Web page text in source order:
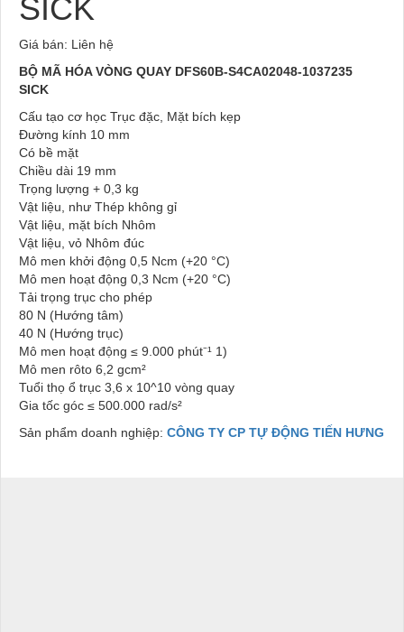
SICK
Giá bán: Liên hệ
BỘ MÃ HÓA VÒNG QUAY DFS60B-S4CA02048-1037235
SICK
Cấu tạo cơ học Trục đặc, Mặt bích kẹp
Đường kính 10 mm
Có bề mặt
Chiều dài 19 mm
Trọng lượng + 0,3 kg
Vật liệu, như Thép không gỉ
Vật liệu, mặt bích Nhôm
Vật liệu, vỏ Nhôm đúc
Mô men khởi động 0,5 Ncm (+20 °C)
Mô men hoạt động 0,3 Ncm (+20 °C)
Tải trọng trục cho phép
80 N (Hướng tâm)
40 N (Hướng trục)
Mô men hoạt động ≤ 9.000 phút⁻¹ 1)
Mô men rôto 6,2 gcm²
Tuổi thọ ổ trục 3,6 x 10^10 vòng quay
Gia tốc góc ≤ 500.000 rad/s²
Sản phẩm doanh nghiệp: CÔNG TY CP TỰ ĐỘNG TIẾN HƯNG